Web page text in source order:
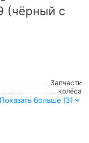
(чёрный с
Запчасти
колёса
Показать больше (3)